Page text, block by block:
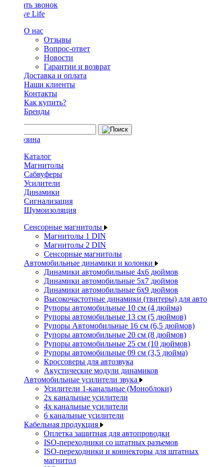
Заказать звонок
О нас
Отзывы
Вопрос-ответ
Новости
Гарантии и возврат
Доставка и оплата
Наши клиенты
Контакты
Как купить?
Бренды
Каталог
Магнитолы
Сабвуферы
Усилители
Динамики
Сигнализация
Шумоизоляция
Сенсорные магнитолы
Магнитолы 1 DIN
Магнитолы 2 DIN
Сенсорные магнитолы
Автомобильные динамики и колонки
Динамики автомобильные 4x6 дюймов
Динамики автомобильные 5x7 дюймов
Динамики автомобильные 6x9 дюймов
Высокочастотные динамики (твитеры) для авто
Рупоры автомобильные 10 см (4 дюйма)
Рупоры автомобильные 13 см (5 дюймов)
Рупоры Автомобильные 16 см (6,5 дюймов)
Рупоры автомобильные 20 см (8 дюймов)
Рупоры автомобильные 25 см (10 дюймов)
Рупоры автомобильные 09 см (3,5 дюйма)
Кроссоверы для автозвука
Акустические модули динамиков
Автомобильные усилители звука
Усилители 1-канальные (Моноблоки)
2х канальные усилители
4х канальные усилители
6 канальные усилители
Кабельная продукция
Оплетка защитная для автопроводки
ISO-переходники со штатных разъемов
ISO-переходники и коннекторы для штатных
магнитол